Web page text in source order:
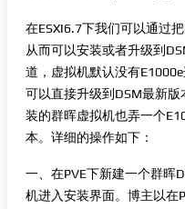
在ESXI6.7下我们可以通过
从而可以安装或者升级到
道，虚拟机默认没有
可以直接升级到DSM最新
装的群晖虚拟机也弄一个
本。详细的操作如下：
一、在PVE下新建一个群晖
机进入安装界面。博主以在